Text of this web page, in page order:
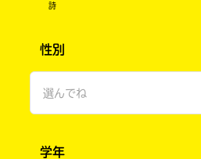
詩
性別
選んでね
学年